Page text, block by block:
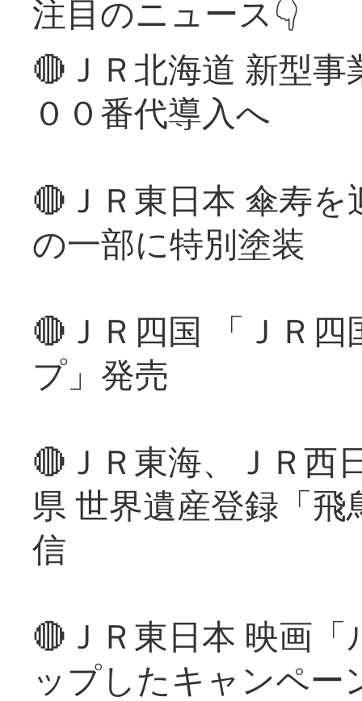
注目のニュース👇
🔴ＪＲ北海道 新型
００番代導入へ
🔴ＪＲ東日本 傘寿
の一部に特別塗装
🔴ＪＲ四国 「ＪＲ
プ」発売
🔴ＪＲ東海、ＪＲ西
県 世界遺産登録「
信
🔴ＪＲ東日本 映画
ップしたキャンペー